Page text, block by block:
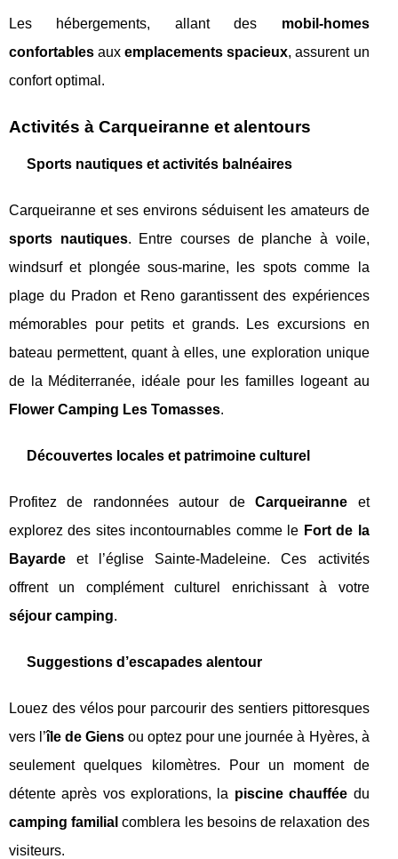
Les hébergements, allant des mobil-homes
confortables auxemplacements spacieux, assurent un
confort optimal.
Activités à Carqueiranne et alentours
Sports nautiques et activités balnéaires
Carqueiranne et ses environs séduisent les amateurs de
sports nautiques. Entre courses de planche à voile,
windsurf et plongée sous-marine, les spots comme la
plage du Pradon et Reno garantissent des expériences
mémorables pour petits et grands. Les excursions en
bateau permettent, quant à elles, une exploration unique
de la Méditerranée, idéale pour les familles logeant au
Flower Camping Les Tomasses.
Découvertes locales et patrimoine culturel
Profitez de randonnées autour deCarqueiranne et
explorez des sites incontournables comme le Fort de la
Bayarde et l’église Sainte-Madeleine. Ces activités
offrent un complément culturel enrichissant à votre
séjour camping.
Suggestions d’escapades alentour
Louez des vélos pour parcourir des sentiers pittoresques
vers l’île de Giens ou optez pour une journée à Hyères, à
seulement quelques kilomètres. Pour un moment de
détente après vos explorations, la piscine chauffée du
camping familial comblera les besoins de relaxation des
visiteurs.